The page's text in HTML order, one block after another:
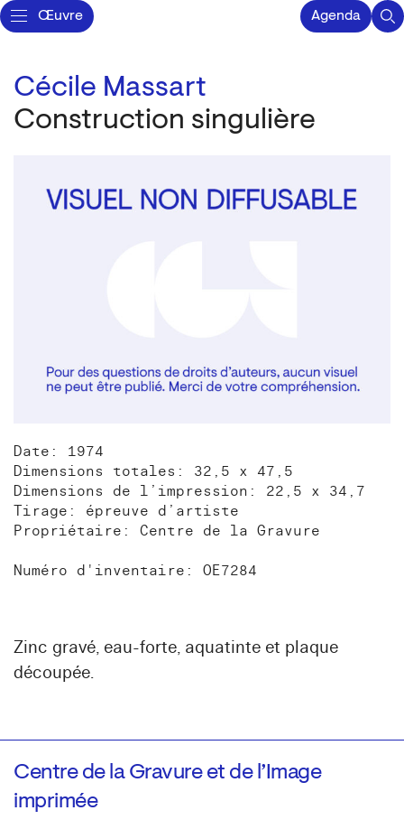
Œuvre Agenda
Cécile Massart
Construction singulière
Date: 1974
Dimensions totales: 32,5 x 47,5
Dimensions de l’impression: 22,5 x 34,7
Tirage: épreuve d’artiste
Propriétaire: Centre de la Gravure
Numéro d'inventaire: OE7284
Zinc gravé, eau-forte, aquatinte et plaque
découpée.
Centre de la Gravure et de l’Image
imprimée